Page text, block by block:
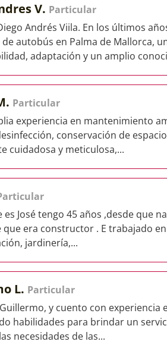
V. Particular
Andrés Viila. En los últimos
autobús en Palma de Mallorca,
adaptación y un amplio
Particular
experiencia en mantenimiento
conservación de
cuidadosa y meticulosa,...
es José tengo 45 años ,desde que
que era constructor . E trabajado
jardinería,...
L. Particular
Guillermo, y cuento con
habilidades para brindar un
necesidades de las...